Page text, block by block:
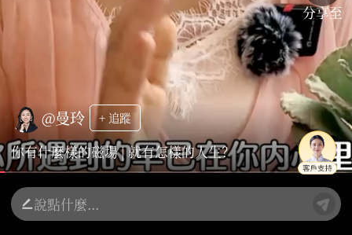
分享至
@曼玲 + 追蹤
你有什麼樣的磁場 | 就有怎樣的人生？